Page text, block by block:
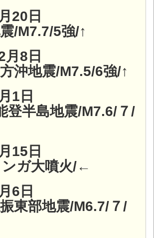
20日
/M7.7/5強/↑
月8日
沖地震/M7.5/6強/↑
1日
登半島地震/M7.6/７/
15日
ガ大噴火/←
6日
東部地震/M6.7/７/